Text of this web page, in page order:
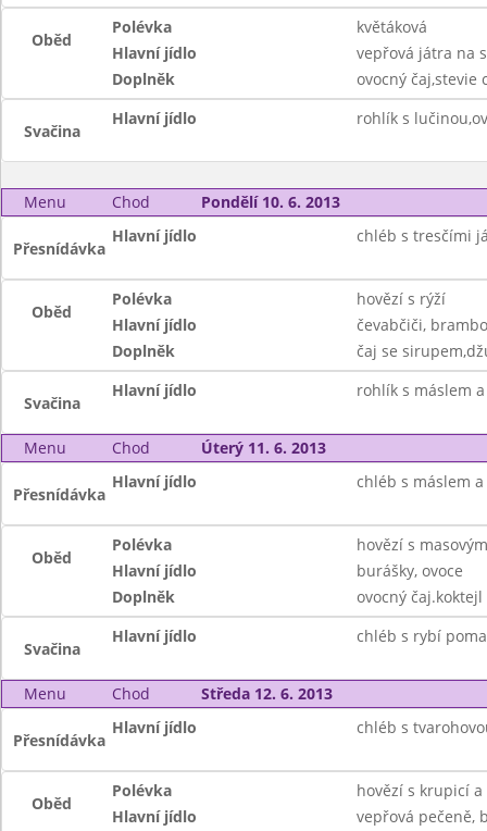
Oběd
Polévka
květáková
Hlavní jídlo
vepřová játra na
Doplněk
ovocný čaj,stevie
Svačina
Hlavní jídlo rohlík s
Menu Chod Pondělí 10. 6. 2013
Přesnídávka
Hlavní jídlo chléb s tresčími
Oběd
Polévka
hovězí s rýží
Hlavní jídlo
čevabčiči,
Doplněk
čaj se
Svačina
Hlavní jídlo rohlík s máslem
Menu Chod Úterý 11. 6. 2013
Přesnídávka
Hlavní jídlo chléb s máslem
Oběd
Polévka
hovězí s
Hlavní jídlo
burášky, ovoce
Doplněk
ovocný čaj.koktejl
Svačina
Hlavní jídlo chléb s rybí
Menu Chod Středa 12. 6. 2013
Přesnídávka
Hlavní jídlo chléb s
Oběd
Polévka
hovězí s krupicí a
Hlavní jídlo
vepřová pečeně,